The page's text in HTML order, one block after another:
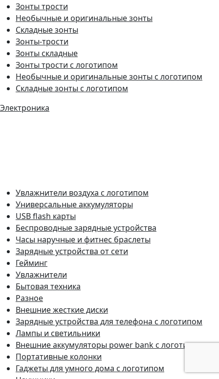
Зонты трости
Необычные и оригинальные зонты
Складные зонты
Зонты-трости
Зонты складные
Зонты трости с логотипом
Необычные и оригинальные зонты с логотипом
Складные зонты с логотипом
Электроника
Увлажнители воздуха с логотипом
Универсальные аккумуляторы
USB flash карты
Беспроводные зарядные устройства
Часы наручные и фитнес браслеты
Зарядные устройства от сети
Гейминг
Увлажнители
Бытовая техника
Разное
Внешние жесткие диски
Зарядные устройства для телефона с логотипом
Лампы и светильники
Внешние аккумуляторы power bank с логотипом
Портативные колонки
Гаджеты для умного дома с логотипом